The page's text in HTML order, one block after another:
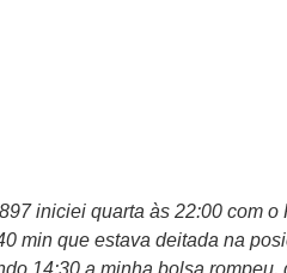
iniciei quarta às 22:00 com o
min que estava deitada na
14:30 a minha bolsa rompeu,